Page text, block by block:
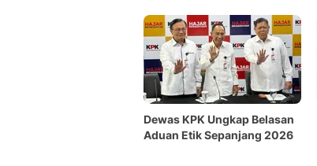
Dewas KPK Ungkap Belasan
Aduan Etik Sepanjang 2026